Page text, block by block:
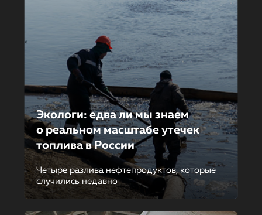
Экологи: едва ли мы знаем
о реальном масштабе утечек
топлива в России
Четыре разлива нефтепродуктов, которые
случились недавно